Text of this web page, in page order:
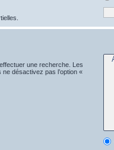
une recherche. Les
désactivez pas l’option «